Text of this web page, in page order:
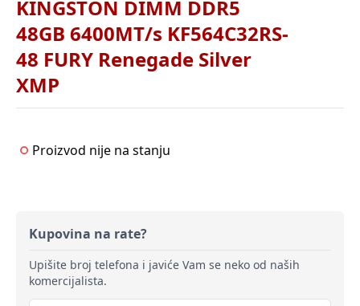
KINGSTON DIMM DDR5
48GB 6400MT/s KF564C32RS-
48 FURY Renegade Silver
XMP
Proizvod nije na stanju
Kupovina na rate?
Upišite broj telefona i javiće Vam se neko od naših
komercijalista.